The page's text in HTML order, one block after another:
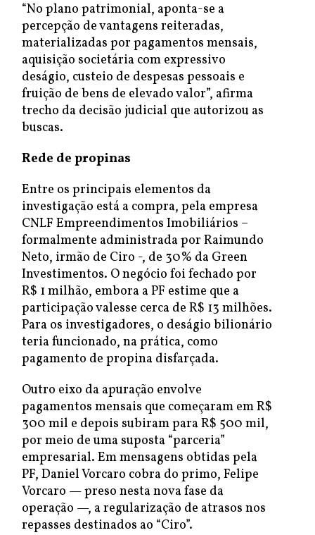
“No plano patrimonial, aponta-se a
percepção de vantagens reiteradas,
materializadas por pagamentos mensais,
aquisição societária com expressivo
deságio, custeio de despesas pessoais e
fruição de bens de elevado valor”, afirma
trecho da decisão judicial que autorizou as
buscas.
Rede de propinas
Entre os principais elementos da
investigação está a compra, pela empresa
CNLF Empreendimentos Imobiliários –
formalmente administrada por Raimundo
Neto, irmão de Ciro -, de 30% da Green
Investimentos. O negócio foi fechado por
R$ 1 milhão, embora a PF estime que a
participação valesse cerca de R$ 13 milhões.
Para os investigadores, o deságio bilionário
teria funcionado, na prática, como
pagamento de propina disfarçada.
Outro eixo da apuração envolve
pagamentos mensais que começaram em R$
300 mil e depois subiram para R$ 500 mil,
por meio de uma suposta “parceria”
empresarial. Em mensagens obtidas pela
PF, Daniel Vorcaro cobra do primo, Felipe
Vorcaro — preso nesta nova fase da
operação —, a regularização de atrasos nos
repasses destinados ao “Ciro”.